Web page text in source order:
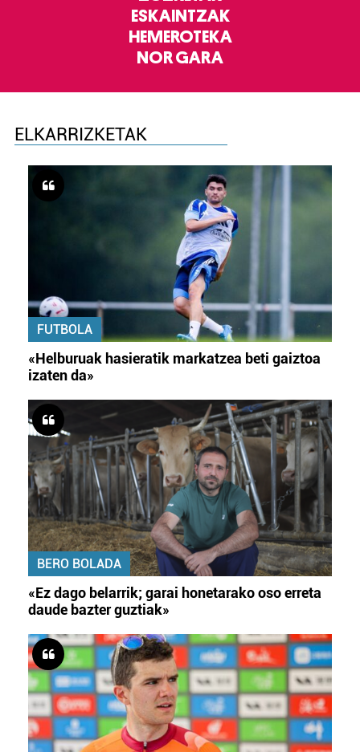
ESKAINTZAK
HEMEROTEKA
NOR GARA
ELKARRIZKETAK
FUTBOLA
«Helburuak hasieratik markatzea beti gaiztoa
izaten da»
BERO BOLADA
«Ez dago belarrik; garai honetarako oso erreta
daude bazter guztiak»